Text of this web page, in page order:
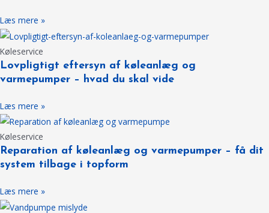
Læs mere »
Køleservice
Lovpligtigt eftersyn af køleanlæg og
varmepumper – hvad du skal vide
Læs mere »
Køleservice
Reparation af køleanlæg og varmepumper – få dit
system tilbage i topform
Læs mere »